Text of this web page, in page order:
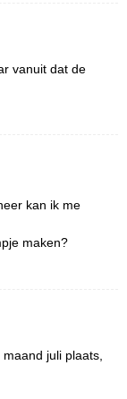
vanuit dat de
kan ik me
maken?
juli plaats,